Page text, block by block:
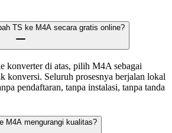
TS ke M4A secara gratis online?
konverter di atas, pilih M4A sebagai
konversi. Seluruh prosesnya berjalan lokal
pendaftaran, tanpa instalasi, tanpa tanda
M4A mengurangi kualitas?